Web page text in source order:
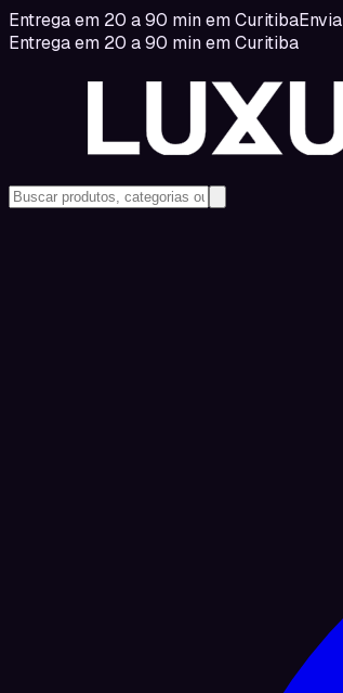
Entrega em 20 a 90 min em Curitiba
Entrega em 20 a 90 min em Curitiba